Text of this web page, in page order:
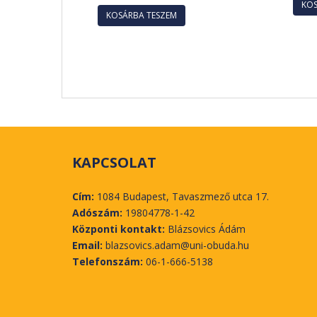
KOSÁRBA TESZEM
KAPCSOLAT
Cím: 1084 Budapest, Tavaszmező utca 17.
Adószám: 19804778-1-42
Központi kontakt: Blázsovics Ádám
Email: blazsovics.adam@uni-obuda.hu
Telefonszám: 06-1-666-5138